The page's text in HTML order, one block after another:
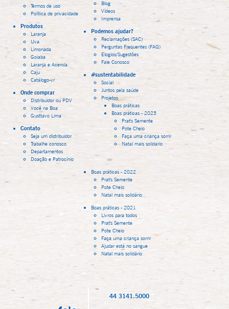
Termos de uso
Política de privacidade
Produtos
Laranja
Uva
Limonada
Goiaba
Laranja e Acerola
Caju
Catálogo-vr
Onde comprar
Distribuidor ou PDV
Você na Boa
Gusttavo Lima
Contato
Seja um distribuidor
Trabalhe conosco
Departamentos
Doação e Patrocínio
Blog
Vídeos
Imprensa
Podemos ajudar?
Reclamações (SAC)
Perguntas Frequentes (FAQ)
Elogios/Sugestões
Fale Conosco
#sustentabilidade
Social
Juntos pela saúde
Projetos
Boas práticas
Boas práticas - 2023
Prat's Semente
Pote Cheio
Faça uma criança sorrir
Natal mais solidario
Boas práticas - 2022
Prat's Semente
Pote Cheio
Natal mais solidário
Boas práticas - 2021
Livros para todos
Prat's Semente
Pote Cheio
Faça uma criança sorrir
Ajudar está no sangue
Natal mais solidário
44 3141.5000